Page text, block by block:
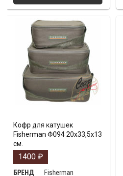
Кофр для катушек
Fisherman Ф094 20х33,5х13
см.
1400 ₽
БРЕНД Fisherman